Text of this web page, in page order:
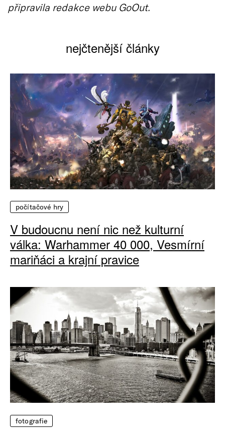
připravila redakce webu GoOut.
nejčtenější články
počítačové hry
V budoucnu není nic než kulturní
válka: Warhammer 40 000, Vesmírní
mariňáci a krajní pravice
fotografie